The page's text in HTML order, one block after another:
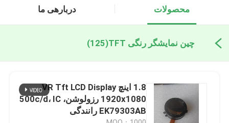
محصولات دربارهی ما
چین نمایشگر رنگی TFT (125)
1.8 اینچ VR Tft LCD Display
1920x1080 رزولوشن، 500c/d، IC
EK79303AB رانندگی